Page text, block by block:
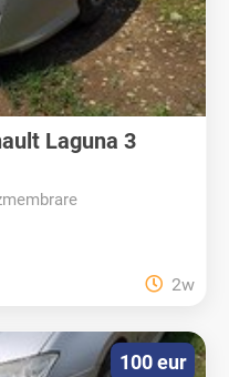
Laguna 3
2w
100 eur